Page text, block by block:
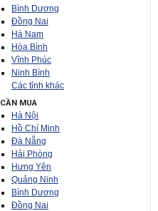
Bình Dương
Đồng Nai
Hà Nam
Hòa Bình
Vĩnh Phúc
Ninh Bình
Các tỉnh khác
CẦN MUA
Hà Nội
Hồ Chí Minh
Đà Nẵng
Hải Phòng
Hưng Yên
Quảng Ninh
Bình Dương
Đồng Nai